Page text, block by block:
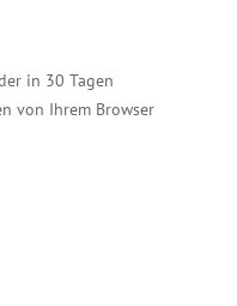
in 30 Tagen
von Ihrem Browser
15 Jahre
Eintritt. Weitere